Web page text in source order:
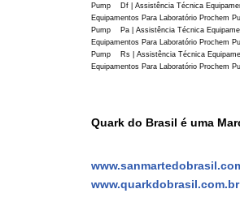
Pump Df | Assistência Técnica
Equipamentos Para Laboratório Prochem
Pump Pa | Assistência Técnica
Equipamentos Para Laboratório Prochem
Pump Rs | Assistência Técnica
Equipamentos Para Laboratório Prochem
Quark do Brasil é uma
www.quarkdobrasil.com.br